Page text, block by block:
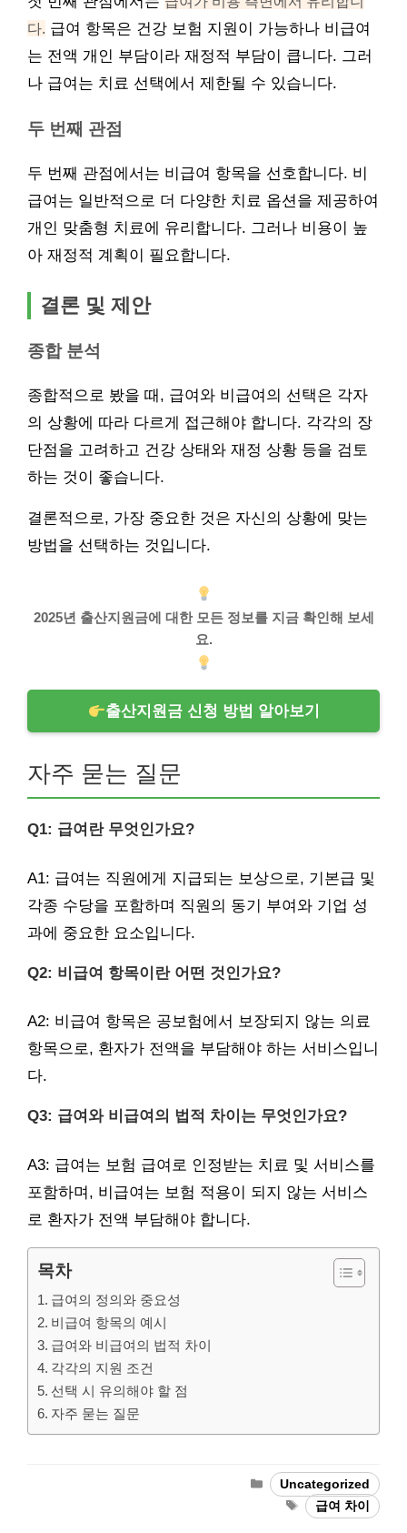
다. 급여 항목은 건강 보험 지원이 가능하나 비급여
는 전액 개인 부담이라 재정적 부담이 큽니다. 그러
나 급여는 치료 선택에서 제한될 수 있습니다.
두 번째 관점
두 번째 관점에서는 비급여 항목을 선호합니다. 비
급여는 일반적으로 더 다양한 치료 옵션을 제공하여
개인 맞춤형 치료에 유리합니다. 그러나 비용이 높
아 재정적 계획이 필요합니다.
결론 및 제안
종합 분석
종합적으로 봤을 때, 급여와 비급여의 선택은 각자
의 상황에 따라 다르게 접근해야 합니다. 각각의 장
단점을 고려하고 건강 상태와 재정 상황 등을 검토
하는 것이 좋습니다.
결론적으로, 가장 중요한 것은 자신의 상황에 맞는
방법을 선택하는 것입니다.
2025년 출산지원금에 대한 모든 정보를 지금 확인해 보세
요.
출산지원금 신청 방법 알아보기
자주 묻는 질문
Q1: 급여란 무엇인가요?
A1: 급여는 직원에게 지급되는 보상으로, 기본급 및
각종 수당을 포함하며 직원의 동기 부여와 기업 성
과에 중요한 요소입니다.
Q2: 비급여 항목이란 어떤 것인가요?
A2: 비급여 항목은 공보험에서 보장되지 않는 의료
항목으로, 환자가 전액을 부담해야 하는 서비스입니
다.
Q3: 급여와 비급여의 법적 차이는 무엇인가요?
A3: 급여는 보험 급여로 인정받는 치료 및 서비스를
포함하며, 비급여는 보험 적용이 되지 않는 서비스
로 환자가 전액 부담해야 합니다.
목차
급여의 정의와 중요성
비급여 항목의 예시
급여와 비급여의 법적 차이
각각의 지원 조건
선택 시 유의해야 할 점
자주 묻는 질문
Categories
Uncategorized
Tags급여 차이